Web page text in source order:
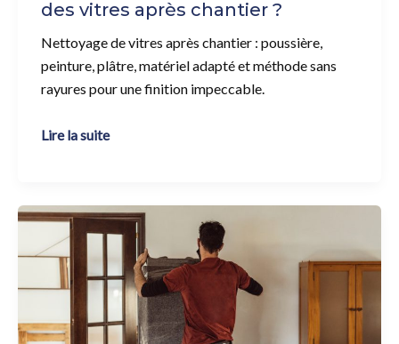
des vitres après chantier ?
Nettoyage de vitres après chantier : poussière,
peinture, plâtre, matériel adapté et méthode sans
rayures pour une finition impeccable.
Lire la suite
Pourquoi
nettoyer
après
un
soi-